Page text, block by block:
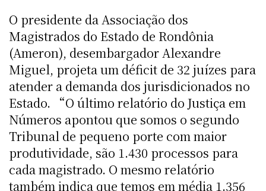
O presidente da Associação dos
Magistrados do Estado de Rondônia
(Ameron), desembargador Alexandre
Miguel, projeta um déficit de 32 juízes para
atender a demanda dos jurisdicionados no
Estado. “O último relatório do Justiça em
Números apontou que somos o segundo
Tribunal de pequeno porte com maior
produtividade, são 1.430 processos para
cada magistrado. O mesmo relatório
também indica que temos em média 1.356